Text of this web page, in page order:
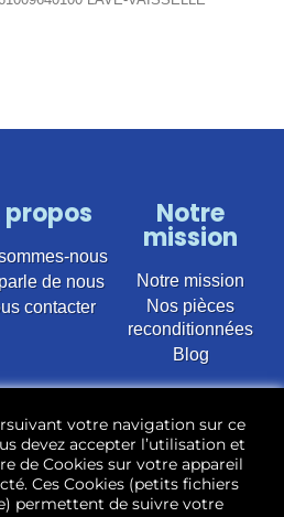
propos
nous
de nous
contacter
Notre
mission
Notre mission
Nos pièces
reconditionnées
Blog
marques et modèles. Plus de
linge, Sèche-linge, Lave-
Fours, Cuisinières, Plaques de
Congélateurs, aspirateurs,
votre navigation sur ce
devez accepter l’utilisation et
de Cookies sur votre appareil
Ces Cookies (petits fichiers
permettent de suivre votre